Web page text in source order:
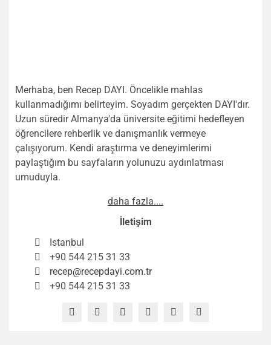
Merhaba, ben Recep DAYI. Öncelikle mahlas
kullanmadığımı belirteyim. Soyadım gerçekten DAYI'dır.
Uzun süredir Almanya'da üniversite eğitimi hedefleyen
öğrencilere rehberlik ve danışmanlık vermeye
çalışıyorum. Kendi araştırma ve deneyimlerimi
paylaştığım bu sayfaların yolunuzu aydınlatması
umuduyla.
daha fazla....
İletişim
Istanbul
+90 544 215 31 33
recep@recepdayi.com.tr
+90 544 215 31 33